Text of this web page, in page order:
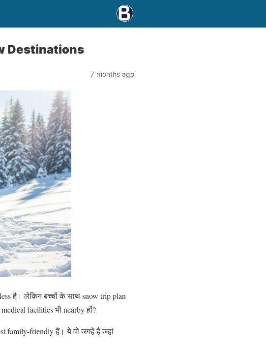
Destinations
7 months ago
है। लेकिन बच्चों के साथ snow trip plan
facilities भी nearby हों?
family-friendly हैं। ये वो जगहें हैं जहां